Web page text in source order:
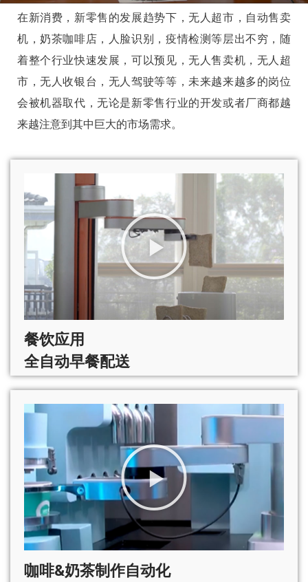
在新消费，新零售的发展趋势下，无人超市，自动售卖
机，奶茶咖啡店，人脸识别，疫情检测等层出不穷，随
着整个行业快速发展，可以预见，无人售卖机，无人超
市，无人收银台，无人驾驶等等，未来越来越多的岗位
会被机器取代，无论是新零售行业的开发或者厂商都越
来越注意到其中巨大的市场需求。
餐饮应用
全自动早餐配送
咖啡&奶茶制作自动化